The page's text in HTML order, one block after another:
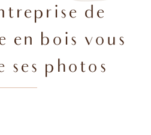
de
en bois vous
ses photos